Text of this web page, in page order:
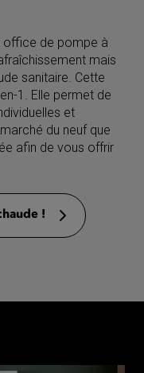
office de pompe à
mais
sanitaire. Cette
1. Elle permet de
et
du neuf que
afin de vous offrir
!